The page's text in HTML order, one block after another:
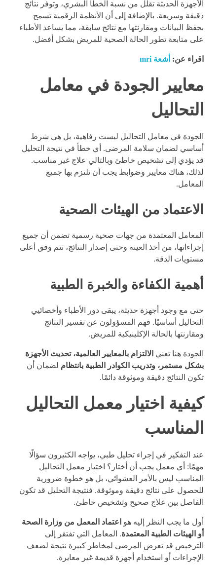
الأجهزة الحديثة تقلل من نسبة الخطأ البشري، وتوفر نتائج
دقيقة وسريعة. بالإضافة إلى أن الأنظمة الرقمية تسمح
بحفظ البيانات ومقارنتها مع نتائج سابقة، مما يساعد الأطباء
على متابعة تطور الحالة الصحية للمريض بشكل أفضل.
اقراء عن: أشعة mri
معايير الجودة في معامل
التحاليل
الجودة في معامل التحاليل ليست رفاهية، بل هي شرط
أساسي لضمان سلامة المرضى. أي خطأ في نتيجة التحليل
قد يؤدي إلى تشخيص خاطئ وبالتالي علاج غير مناسب.
لذلك، هناك معايير وضوابط يجب أن تلتزم بها جميع
المعامل.
الاعتماد من الهيئات الصحية
المعامل المعتمدة من جهات صحية رسمية تضمن أن جميع
إجراءاتها، من أخذ العينة وحتى إصدار النتائج، تتم وفق أعلى
مستويات الدقة.
أهمية الكفاءة والخبرة الطبية
حتى مع وجود أجهزة حديثة، يبقى دور الأطباء وأخصائيي
التحاليل أساسيًا. فهم المسؤولون عن تفسير النتائج
ومقارنتها بالحالة الإكلينيكية للمريض.
الجودة هنا تعني الالتزام بالمعايير العالمية، تحديث الأجهزة
بشكل مستمر، وتدريب الكوادر الطبية بانتظام لضمان أن
تكون النتائج دقيقة وموثوقة دائمًا.
كيفية اختيار معمل التحاليل
المناسب
عند التفكير في إجراء تحليل طبي، يواجه الكثيرون سؤالًا
مهمًا: أي معمل يجب أن أختار؟ اختيار معمل التحاليل
المناسب ليس بالأمر العشوائي، بل هو خطوة ضرورية
للحصول على نتائج دقيقة وموثوقة. فنتيجة التحليل قد تكون
الفاصل بين علاج صحيح وتشخيص خاطئ.
أول ما يجب النظر إليه هو اعتماد المعمل من وزارة الصحة
أو الهيئات الطبية المعتمدة. المعامل التي تفتقر إلى
الترخيص قد تعرض المرضى لمخاطر كبيرة نتيجة لضعف
الإجراءات أو استخدام أجهزة قديمة غير معايرة.